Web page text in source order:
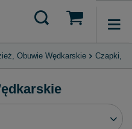
Obuwie Wędkarskie Czapki,